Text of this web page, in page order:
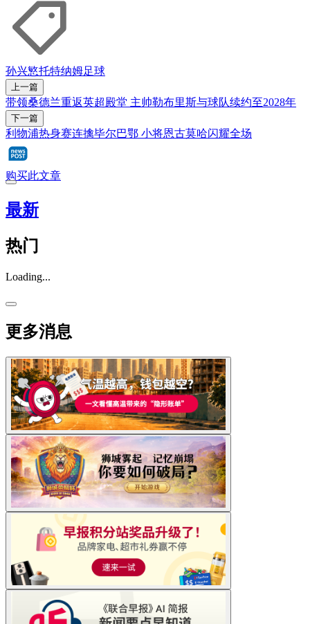
孙兴慜托特纳姆足球
上一篇
带领桑德兰重返英超殿堂 主帅勒布里斯与球队续约至2028年
下一篇
利物浦热身赛连擒毕尔巴鄂 小将恩古莫哈闪耀全场
购买此文章
最新
热门
Loading...
更多消息